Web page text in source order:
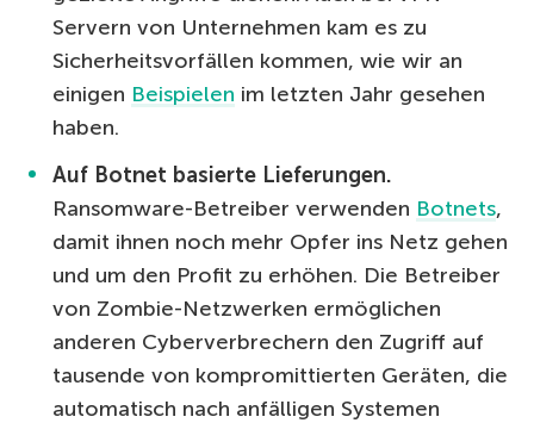
Servern von Unternehmen kam es zu
Sicherheitsvorfällen kommen, wie wir an
einigen Beispielen im letzten Jahr gesehen
haben.
Auf Botnet basierte Lieferungen.
Ransomware-Betreiber verwenden Botnets,
damit ihnen noch mehr Opfer ins Netz gehen
und um den Profit zu erhöhen. Die Betreiber
von Zombie-Netzwerken ermöglichen
anderen Cyberverbrechern den Zugriff auf
tausende von kompromittierten Geräten, die
automatisch nach anfälligen Systemen